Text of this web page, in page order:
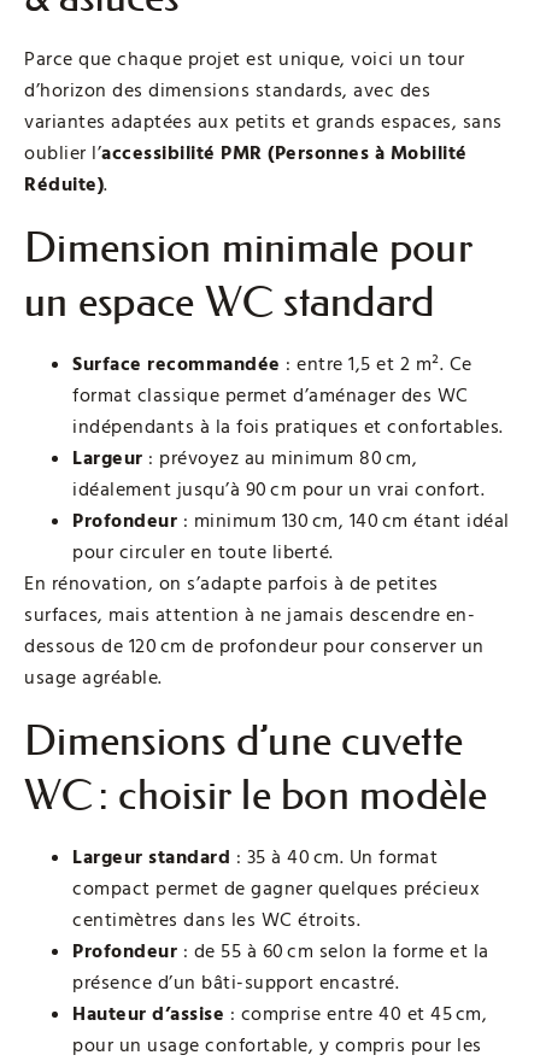
Parce que chaque projet est unique, voici un tour
d’horizon des dimensions standards, avec des
variantes adaptées aux petits et grands espaces, sans
oublier l’accessibilité PMR (Personnes à Mobilité
Réduite).
Dimension minimale pour
un espace WC standard
Surface recommandée : entre 1,5 et 2 m². Ce
format classique permet d’aménager des WC
indépendants à la fois pratiques et confortables.
Largeur : prévoyez au minimum 80 cm,
idéalement jusqu’à 90 cm pour un vrai confort.
Profondeur : minimum 130 cm, 140 cm étant idéal
pour circuler en toute liberté.
En rénovation, on s’adapte parfois à de petites
surfaces, mais attention à ne jamais descendre en-
dessous de 120 cm de profondeur pour conserver un
usage agréable.
Dimensions d’une cuvette
WC : choisir le bon modèle
Largeur standard : 35 à 40 cm. Un format
compact permet de gagner quelques précieux
centimètres dans les WC étroits.
Profondeur : de 55 à 60 cm selon la forme et la
présence d’un bâti-support encastré.
Hauteur d’assise : comprise entre 40 et 45 cm,
pour un usage confortable, y compris pour les